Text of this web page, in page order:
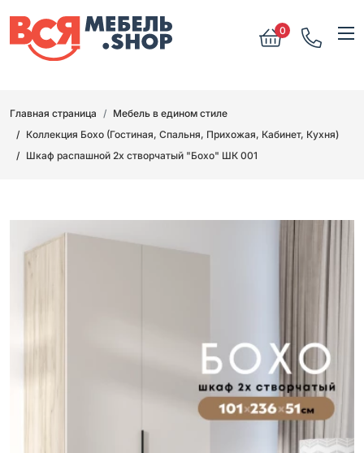
0
Главная страница
Мебель в едином стиле
Коллекция Бохо (Гостиная, Спальня, Прихожая, Кабинет, Кухня)
Шкаф распашной 2х створчатый "Бохо" ШК 001